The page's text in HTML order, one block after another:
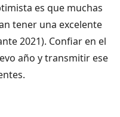
es que muchas
tener una excelente
2021). Confiar en el
año y transmitir ese